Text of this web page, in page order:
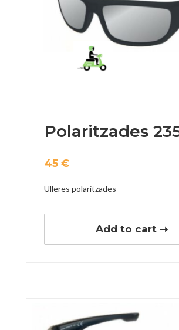
Polaritzades
45 €
Ulleres polaritzades
Add to cart